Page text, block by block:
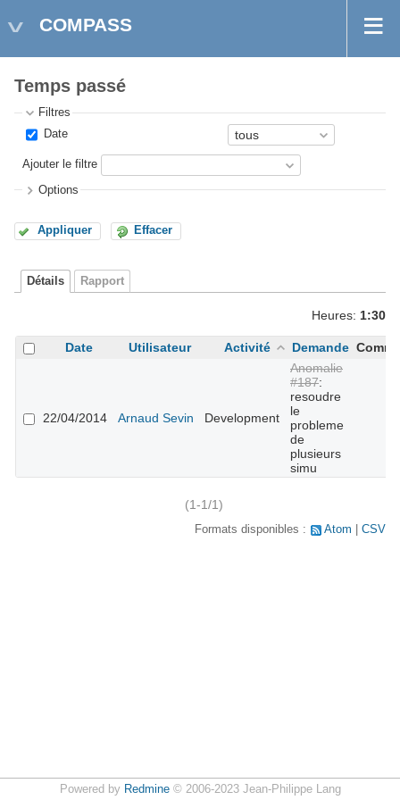
COMPASS
Temps passé
Filtres
Date
Ajouter le filtre
Options
Appliquer Effacer
Détails Rapport
Heures: 1:30
Date Utilisateur Activité Demande
22/04/2014 Arnaud Sevin Development
Anomalie
#187:
resoudre
le
probleme
de
plusieurs
simu
(1-1/1)
Formats disponibles : Atom CSV
Powered by Redmine© 2006-2023 Jean-Philippe Lang